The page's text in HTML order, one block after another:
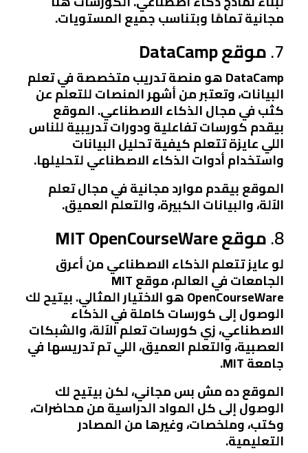
مجانية تمامًا وبتناسب جميع المستويات.
7. موقع DataCamp
DataCamp هو منصة تدريب متخصصة في تعلم
البيانات، وتعتبر من أشهر المنصات للتعلم عن
كثب في مجال الذكاء الاصطناعي. الموقع
بيقدم كورسات تفاعلية ودورات تدريبية للناس
اللي عايزة تتعلم كيفية تحليل البيانات
واستخدام أدوات الذكاء الاصطناعي لتحليلها.
الموقع بيقدم موارد مجانية في مجال تعلم
الآلة، والبيانات الكبيرة، والتعلم العميق.
8. موقع MIT OpenCourseWare
لو عايز تتعلم الذكاء الاصطناعي من أعرق
الجامعات في العالم، موقع MIT
OpenCourseWare هو الاختيار المثالي. بيتيح لك
الوصول إلى كورسات كاملة في الذكاء
الاصطناعي، زي كورسات تعلم الآلة، والشبكات
العصبية، والتعلم العميق، اللي تم تدريسها في
جامعة MIT.
الموقع ده مش بس مجاني، لكن بيتيح لك
الوصول إلى كل المواد الدراسية من محاضرات،
وكتب، وملخصات، وغيرها من المصادر
التعليمية.